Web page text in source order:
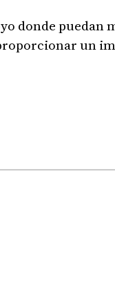
donde
un